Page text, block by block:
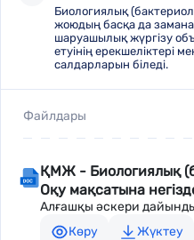
Биологиялық
жоюдың басқа да
шаруашылық жүргізу
етуінің ерекшеліктері
салдарларын біледі.
Файлдары
ҚМЖ - Биологиялық
Оқу мақсатына
Алғашқы әскери
Көру
Жүктеу